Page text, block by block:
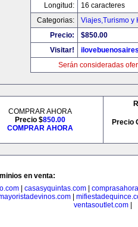
Longitud:
16 caracteres
Categorias:
Viajes,Turismo y
Precio:
$850.00
Visitar!
Serán consideradas
COMPRAR AHORA
Precio $850.00
COMPRAR AHORA
Precio
en venta:
casasyquintas.com
ventasoutlet.com